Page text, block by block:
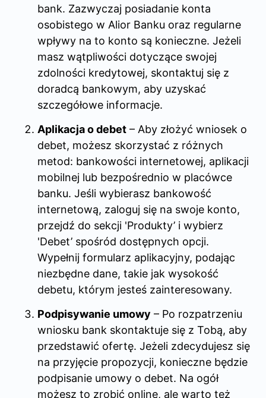
bank. Zazwyczaj posiadanie konta
osobistego w Alior Banku oraz regularne
wpływy na to konto są konieczne. Jeżeli
masz wątpliwości dotyczące swojej
zdolności kredytowej, skontaktuj się z
doradcą bankowym, aby uzyskać
szczegółowe informacje.
Aplikacja o debet – Aby złożyć wniosek o
debet, możesz skorzystać z różnych
metod: bankowości internetowej, aplikacji
mobilnej lub bezpośrednio w placówce
banku. Jeśli wybierasz bankowość
internetową, zaloguj się na swoje konto,
przejdź do sekcji 'Produkty’ i wybierz
'Debet’ spośród dostępnych opcji.
Wypełnij formularz aplikacyjny, podając
niezbędne dane, takie jak wysokość
debetu, którym jesteś zainteresowany.
Podpisywanie umowy – Po rozpatrzeniu
wniosku bank skontaktuje się z Tobą, aby
przedstawić ofertę. Jeżeli zdecydujesz się
na przyjęcie propozycji, konieczne będzie
podpisanie umowy o debet. Na ogół
możesz to zrobić online, ale warto też